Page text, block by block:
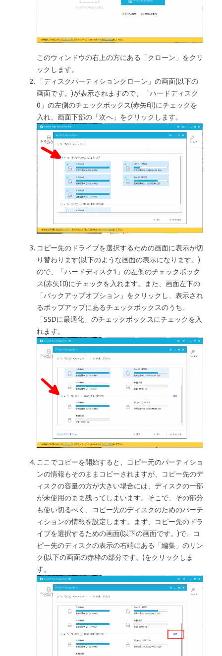
このウィンドウの右上の方にある「クローン」をクリ
ックします。
「ディスクパーティションクローン」の画面(以下の
画面です。)が表示されますので、「ハードディスク
0」の左側のチェックボックス(赤矢印)にチェックを
入れ、画面下部の「次へ」をクリックします。
コピー先のドライブを選択するための画面に表示が切
り替わります(以下のような画面の表示になります。)
ので、「ハードディスク1」の左側のチェックボック
ス(赤矢印)にチェックを入れます。また、画面左下の
「バックアップオプション」をクリックし、表示され
るポップアップにあるチェックボックスのうち、
「SSDに最適化」のチェックボックスにチェックを入
れます。
ここでコピーを開始すると、コピー元のパーティショ
ンの情報もそのままコピーされますが、コピー先のデ
ィスクの容量の方が大きい場合には、ディスクの一部
が未使用のまま残ってしまいます。そこで、その部分
も使い切るべく、コピー先のディスクのためのパーテ
ィションの情報を設定します。まず、コピー先のドラ
イブを選択するための画面(以下の画面です。)で、コ
ピー先のディスクの表示の右端にある「編集」のリン
ク(以下の画面の赤枠の部分です。)をクリックしま
す。